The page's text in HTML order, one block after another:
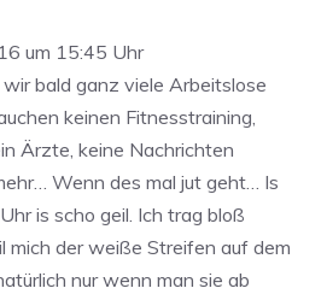
um 15:45 Uhr
bald ganz viele Arbeitslose
keinen Fitnesstraining,
Ärzte, keine Nachrichten
Wenn des mal jut geht… Is
is scho geil. Ich trag bloß
mich der weiße Streifen auf dem
nur wenn man sie ab